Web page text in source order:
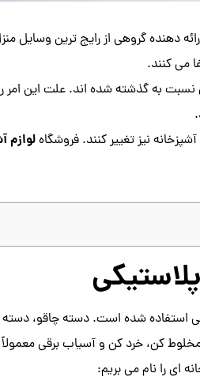
دهنده گروهی از رایج ترین وسایل
می کنند.
نسبت به گذشته شده اند. علت این
نیز تغییر کنند. فروشگاهلوازم
استفاده شده است. دسته چاقو،
کن، خرد کن و آسیاب برقی
ای را نام می بریم: